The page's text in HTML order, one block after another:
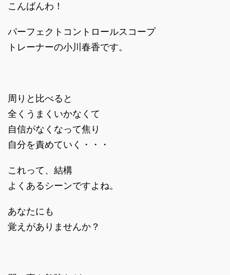
こんばんわ！
パーフェクトコントロールスコープ
トレーナーの小川春香です。
周りと比べると
全くうまくいかなくて
自信がなくなって焦り
自分を責めていく・・・
これって、結構
よくあるシーンですよね。
あなたにも
覚えがありませんか？